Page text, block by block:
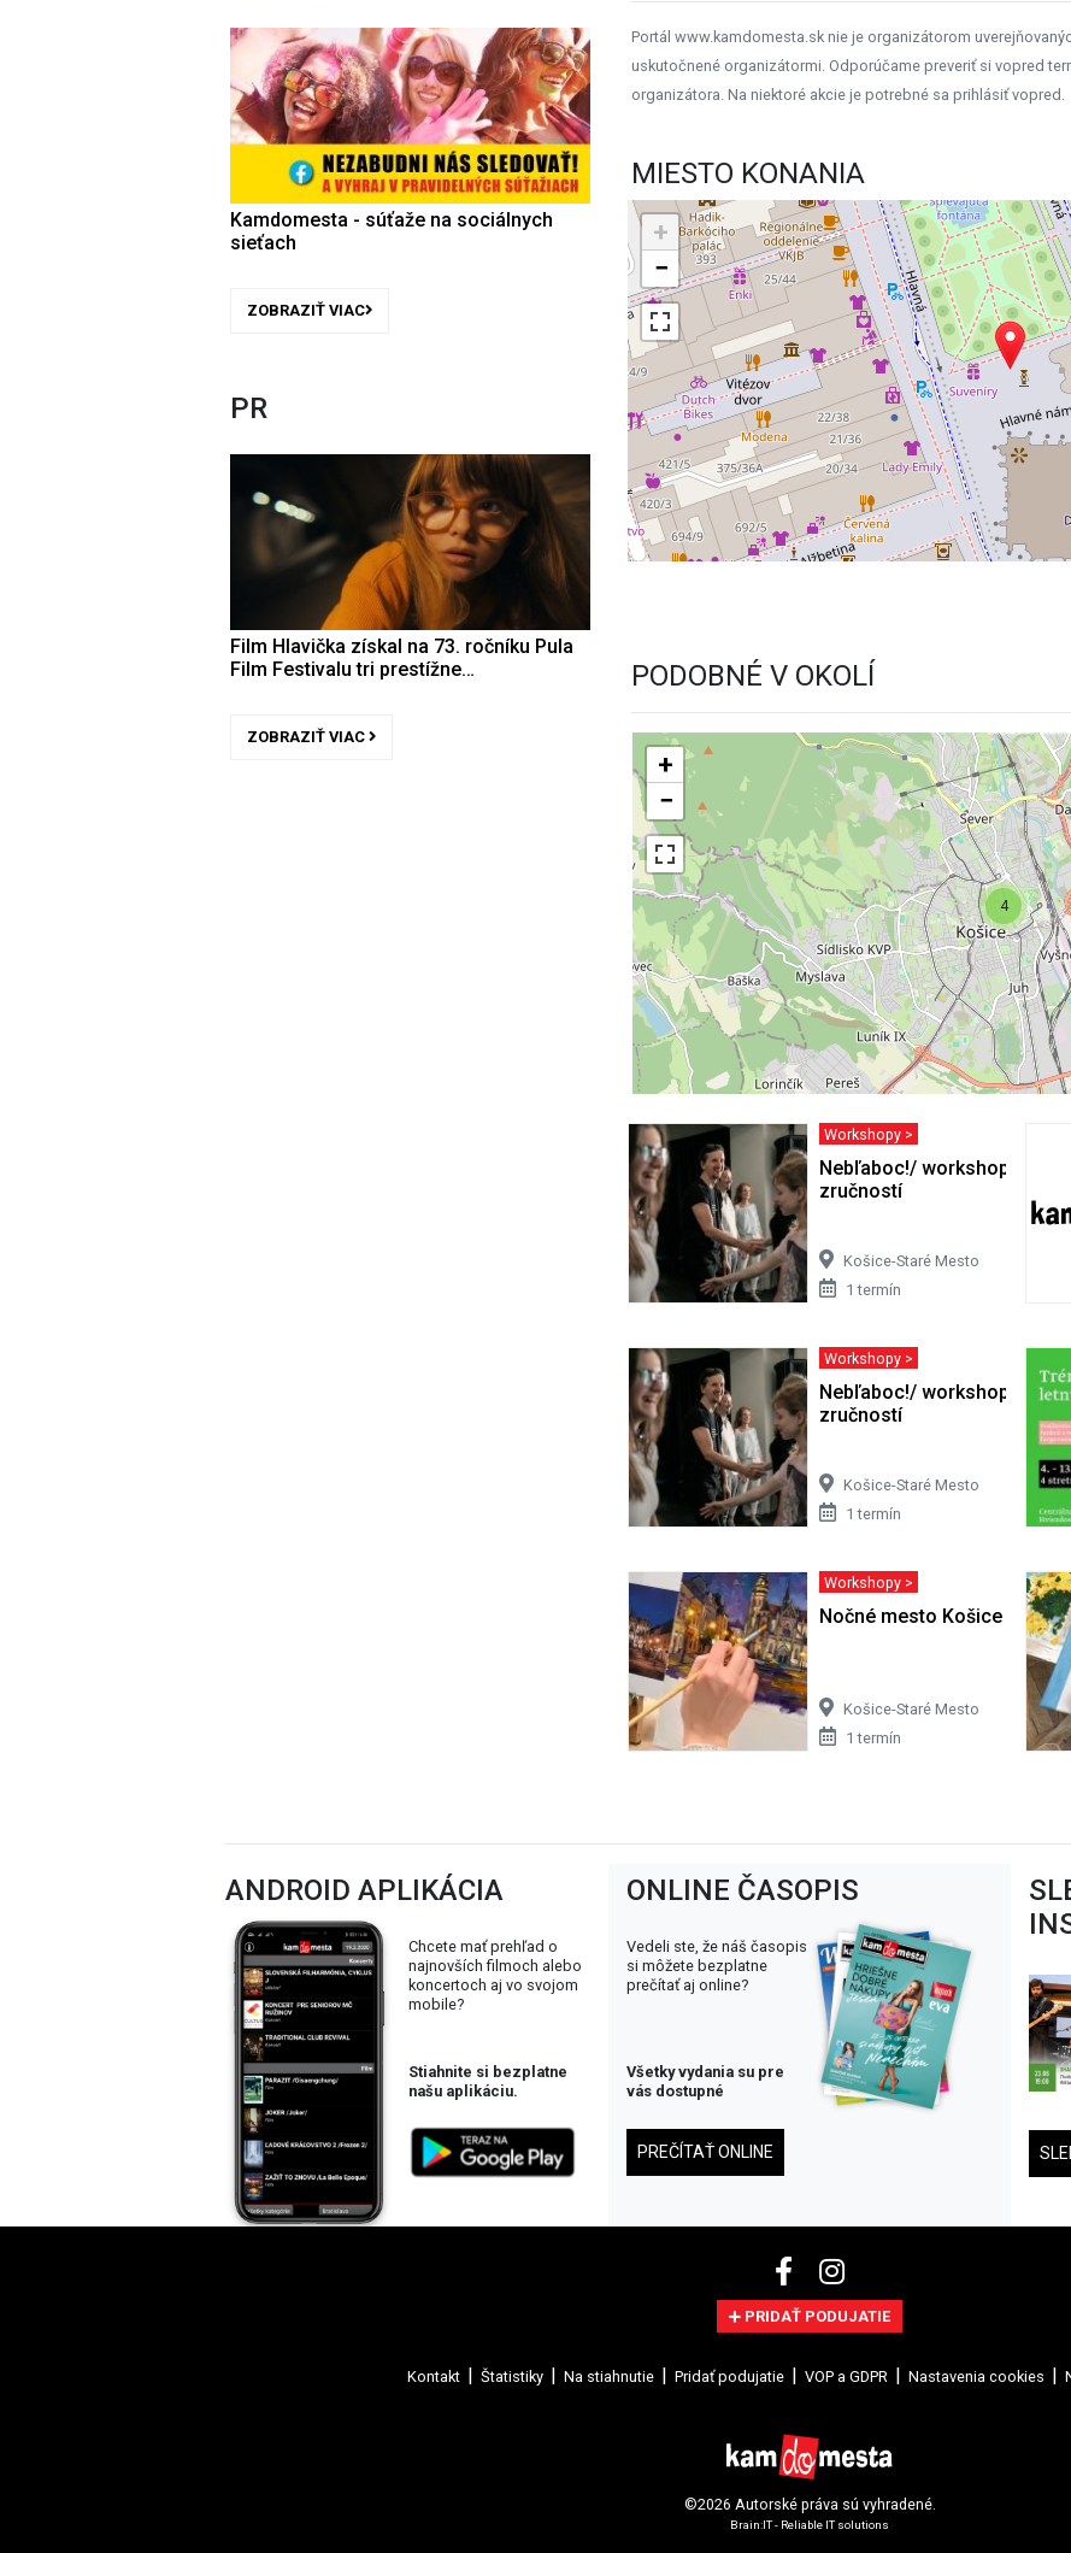
Kamdomesta - súťaže na sociálnych
sieťach
ZOBRAZIŤ VIAC
PR
Film Hlavička získal na 73. ročníku Pula
Film Festivalu tri prestížne…
ZOBRAZIŤ VIAC
Portál www.kamdomesta.sk nie je organizátorom
uskutočnené organizátormi. Odporúčame preveriť si vopred
organizátora. Na niektoré akcie je potrebné sa prihlásiť vopred.
MIESTO KONANIA
+
−
PODOBNÉ V OKOLÍ
4
+
−
Workshopy >
Nebľaboc!/ workshop
zručností
Košice-Staré Mesto
1 termín
Workshopy >
Nebľaboc!/ workshop
zručností
Košice-Staré Mesto
1 termín
Workshopy >
Nočné mesto Košice | Akryl
Košice-Staré Mesto
1 termín
ANDROID APLIKÁCIA
Chcete mať prehľad o
najnovších filmoch alebo
koncertoch aj vo svojom
mobile?
Stiahnite si bezplatne
našu aplikáciu.
ONLINE ČASOPIS
Vedeli ste, že náš časopis
si môžete bezplatne
prečítať aj online?
Všetky vydania su pre
vás dostupné
PREČÍTAŤ ONLINE
PRIDAŤ PODUJATIE
Kontakt Štatistiky Na stiahnutie Pridať podujatie VOP a GDPR Nastavenia cookies
©2026 Autorské práva sú vyhradené.
Brain:IT - Reliable IT solutions